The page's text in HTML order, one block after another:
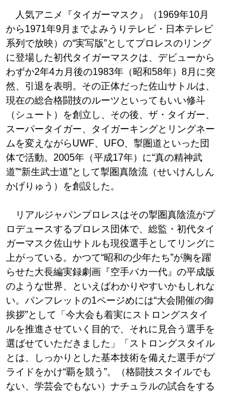
人気アニメ『タイガーマスク』（1969年10月
から1971年9月までよみうりテレビ・日本テレビ
系列で放映）の“実写版”としてプロレスのリング
に登場した初代タイガーマスクは、デビューから
わずか2年4カ月後の1983年（昭和58年）8月に突
然、引退を表明。その正体だった佐山サトルは、
現在の総合格闘技のルーツといってもいい修斗
（シュート）を創立し、その後、ザ・タイガー、
スーパータイガー、タイガーキングとリングネー
ムを変えながらUWF、UFO、掣圏道といった団
体で活動。2005年（平成17年）に“真の精神武
道”“新生武士道”として掣圏真陰流（せいけんしん
かげりゅう）を創設した。
リアルジャパンプロレスはその掣圏真陰流がプ
ロデュースするプロレス団体で、総監・初代タイ
ガーマスク佐山サトルも現役選手としてリングに
上がっている。かつて“昭和の少年たち”が胸を躍
らせた大長編実録劇画『空手バカ一代』の平成版
のような世界、といえばわかりやすいかもしれな
い。パンフレットの1ページめには“大会開催の御
挨拶”として「今大会も着実にストロングスタイ
ルを推進させていく目的で、それに見合う選手を
選ばせていただきました」「ストロングスタイル
とは、しっかりとした基本技術を備えた選手がプ
ライドをかけ“覇を競う”。（格闘技スタイルでも
ない、学芸会でもない）ナチュラルの試合をする